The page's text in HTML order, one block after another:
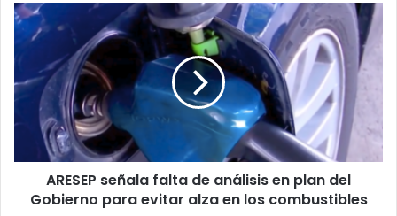
droga
ARESEP
señala
falta
de
análisis
en
plan
Gobierno
evitar
ARESEP señala falta de análisis en plan del
Gobierno para evitar alza en los combustibles